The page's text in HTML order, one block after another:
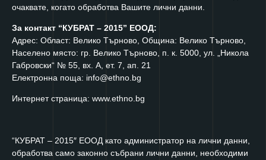
очаквате, когато обработва Вашите лични данни.
За контакт “КУБРАТ – 2015” ЕООД:
Адрес: Област: Велико Търново, Община: Велико Търново,
Населено място: гр. Велико Търново, п. к. 5000, ул. „Никола
Габровски“ № 55, вх. А, ет. 7, ап. 21
Електронна поща: info@ethno.bg
Интернет страница: www.ethno.bg
“КУБРАТ – 2015″ ЕООД като администратор на лични данни,
обработва само законно събрани лични данни, необходими